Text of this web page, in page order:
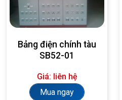
Bảng điện chính tàu
SB52-01
Giá: liên hệ
Mua ngay